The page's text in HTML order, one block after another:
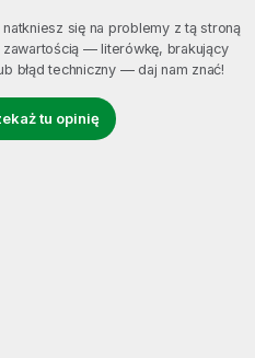
natkniesz się na problemy z tą stroną
zawartością — literówkę, brakujący
błąd techniczny — daj nam znać!
tu opinię